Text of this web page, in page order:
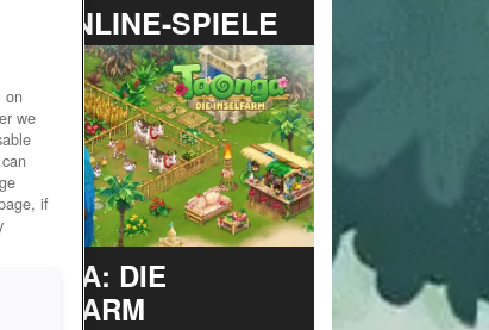
TOP ONLINE-SPIELE
TAONGA: DIE
INSELFARM
on
we
if